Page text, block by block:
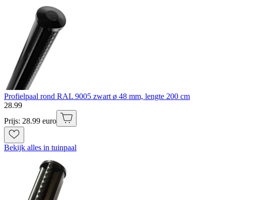
Profielpaal rond RAL 9005 zwart ø 48 mm, lengte 200 cm
28.99
Prijs: 28.99 euro
Bekijk alles in tuinpaal